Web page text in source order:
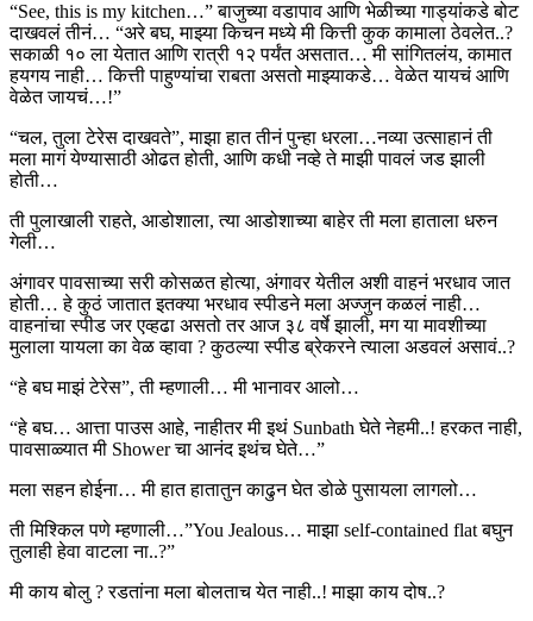
“See, this is my kitchen…” बाजुच्या वडापाव आणि भेळीच्या गाड्यांकडे बोट
दाखवलं तीनं… “अरे बघ, माझ्या किचन मध्ये मी कित्ती कुक कामाला ठेवलेत..?
सकाळी १० ला येतात आणि रात्री १२ पर्यंत असतात… मी सांगितलंय, कामात
हयगय नाही… कित्ती पाहुण्यांचा राबता असतो माझ्याकडे… वेळेत यायचं आणि
वेळेत जायचं…!”
“चल, तुला टेरेस दाखवते”, माझा हात तीनं पुन्हा धरला…नव्या उत्साहानं ती
मला मागं येण्यासाठी ओढत होती, आणि कधी नव्हे ते माझी पावलं जड झाली
होती…
ती पुलाखाली राहते, आडोशाला, त्या आडोशाच्या बाहेर ती मला हाताला धरुन
गेली…
अंगावर पावसाच्या सरी कोसळत होत्या, अंगावर येतील अशी वाहनं भरधाव जात
होती… हे कुठं जातात इतक्या भरधाव स्पीडने मला अज्जुन कळलं नाही…
वाहनांचा स्पीड जर एव्हढा असतो तर आज ३८ वर्षे झाली, मग या मावशीच्या
मुलाला यायला का वेळ व्हावा ? कुठल्या स्पीड ब्रेकरने त्याला अडवलं असावं..?
“हे बघ माझं टेरेस”, ती म्हणाली… मी भानावर आलो…
“हे बघ… आत्ता पाउस आहे, नाहीतर मी इथं Sunbath घेते नेहमी..! हरकत नाही,
पावसाळ्यात मी Shower चा आनंद इथंच घेते…”
मला सहन होईना… मी हात हातातुन काढुन घेत डोळे पुसायला लागलो…
ती मिश्किल पणे म्हणाली…”You Jealous… माझा self-contained flat बघुन
तुलाही हेवा वाटला ना..?”
मी काय बोलु ? रडतांना मला बोलताच येत नाही..! माझा काय दोष..?